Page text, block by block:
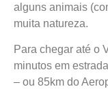
alguns animais
muita natureza.
Para chegar até o
minutos em
– ou 85km do